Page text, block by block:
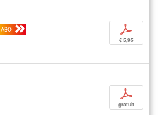
ABO p
€ 5,95
p
gratuit